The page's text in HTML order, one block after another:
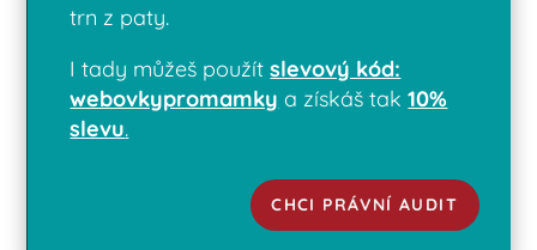
trn z paty.
I tady můžeš použítslevový kód:
webovkypromamky a získáš tak10%
slevu.
CHCI PRÁVNÍ AUDIT